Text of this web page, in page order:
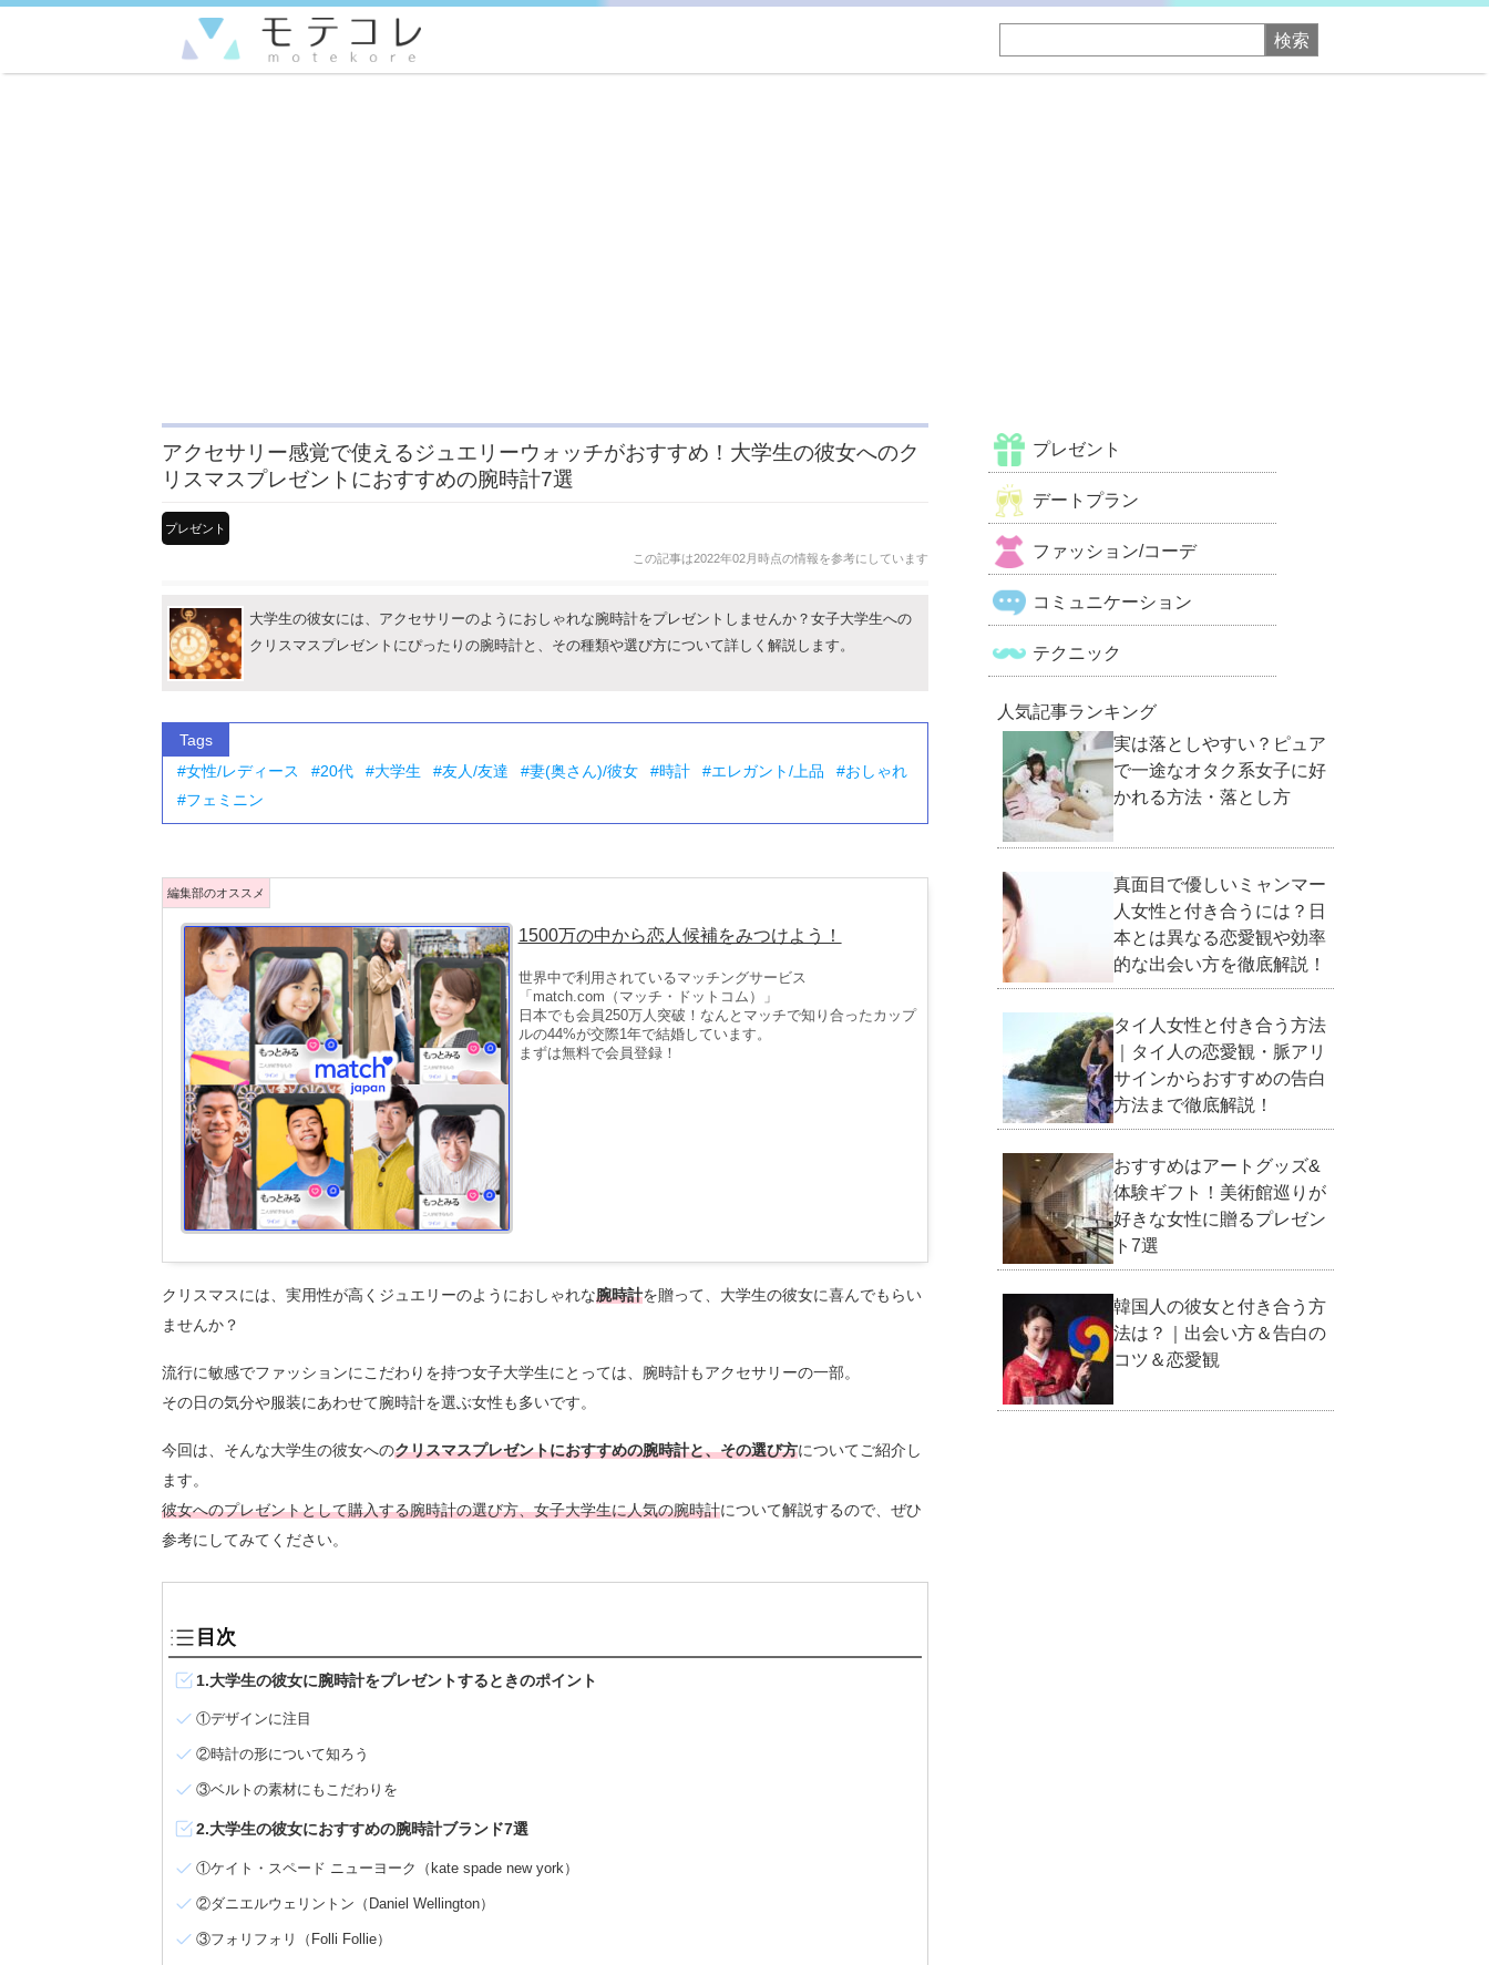
アクセサリー感覚で使えるジュエリーウォッチがおすすめ！大学生の彼女へのク
リスマスプレゼントにおすすめの腕時計7選
プレゼント
この記事は2022年02月時点の情報を参考にしています
大学生の彼女には、アクセサリーのようにおしゃれな腕時計をプレゼントしませんか？女子大学生への
クリスマスプレゼントにぴったりの腕時計と、その種類や選び方について詳しく解説します。
Tags
女性/レディース
20代 大学生 友人/友達 妻(奥さん)/彼女 時計 エレガント/上品
おしゃれ
フェミニン
1500万の中から恋人候補をみつけよう！
世界中で利用されているマッチングサービス
「match.com（マッチ・ドットコム）」
日本でも会員250万人突破！なんとマッチで知り合ったカップ
ルの44%が交際1年で結婚しています。
まずは無料で会員登録！
クリスマスには、実用性が高くジュエリーのようにおしゃれな腕時計を贈って、大学生の彼女に喜んでもらい
ませんか？
流行に敏感でファッションにこだわりを持つ女子大学生にとっては、腕時計もアクセサリーの一部。
その日の気分や服装にあわせて腕時計を選ぶ女性も多いです。
今回は、そんな大学生の彼女へのクリスマスプレゼントにおすすめの腕時計と、その選び方についてご紹介し
ます。
彼女へのプレゼントとして購入する腕時計の選び方、女子大学生に人気の腕時計について解説するので、ぜひ
参考にしてみてください。
目次
1.大学生の彼女に腕時計をプレゼントするときのポイント
①デザインに注目
②時計の形について知ろう
③ベルトの素材にもこだわりを
2.大学生の彼女におすすめの腕時計ブランド7選
①ケイト・スペード ニューヨーク（kate spade new york）
②ダニエルウェリントン（Daniel Wellington）
③フォリフォリ（Folli Follie）
プレゼント
デートプラン
ファッション/コーデ
コミュニケーション
テクニック
人気記事ランキング
実は落としやすい？ピュア
で一途なオタク系女子に好
かれる方法・落とし方
真面目で優しいミャンマー
人女性と付き合うには？日
本とは異なる恋愛観や効率
的な出会い方を徹底解説！
タイ人女性と付き合う方法
｜タイ人の恋愛観・脈アリ
サインからおすすめの告白
方法まで徹底解説！
おすすめはアートグッズ&
体験ギフト！美術館巡りが
好きな女性に贈るプレゼン
ト7選
韓国人の彼女と付き合う方
法は？｜出会い方＆告白の
コツ＆恋愛観